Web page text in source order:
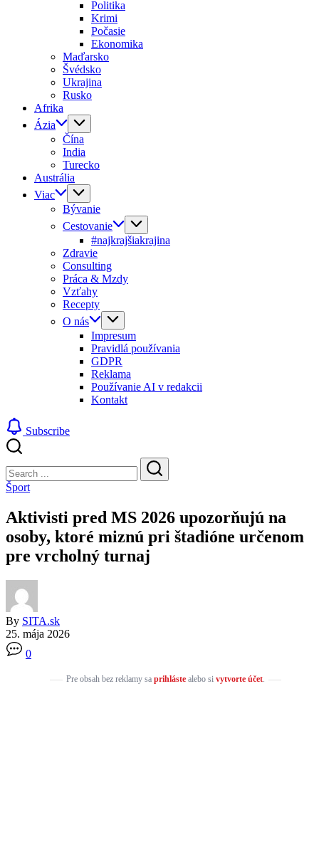
Politika
Krimi
Počasie
Ekonomika
Maďarsko
Švédsko
Ukrajina
Rusko
Afrika
Ázia
Čína
India
Turecko
Austrália
Viac
Bývanie
Cestovanie
#najkrajšiakrajina
Zdravie
Consulting
Práca & Mzdy
Vzťahy
Recepty
O nás
Impresum
Pravidlá používania
GDPR
Reklama
Používanie AI v redakcii
Kontakt
Subscribe
Search
Search
Šport
Aktivisti pred MS 2026 upozorňujú na
osoby, ktoré miznú pri štadióne určenom
pre vrcholný turnaj
By SITA.sk
25. mája 2026
0
Pre obsah bez reklamy sa prihlástealebo si vytvorte účet.